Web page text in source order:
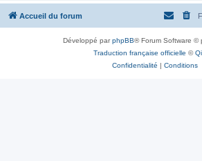
Accueil du forum
Développé parphpBB® Forum Software ©
Traduction française officielle ©
Confidentialité | Conditions